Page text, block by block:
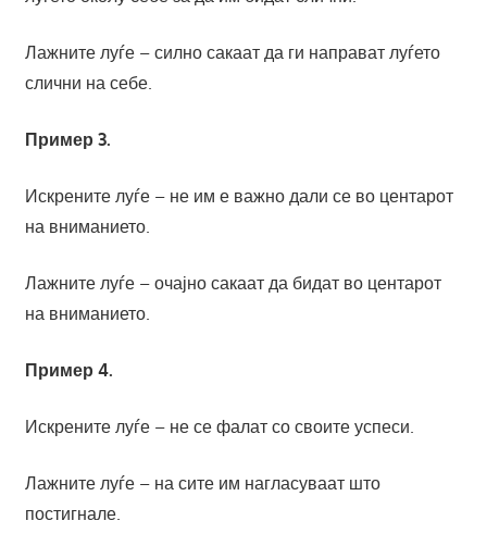
Лажните луѓе – силно сакаат да ги направат луѓето
слични на себе.
Пример 3.
Искрените луѓе – не им е важно дали се во центарот
на вниманието.
Лажните луѓе – очајно сакаат да бидат во центарот
на вниманието.
Пример 4.
Искрените луѓе – не се фалат со своите успеси.
Лажните луѓе – на сите им нагласуваат што
постигнале.